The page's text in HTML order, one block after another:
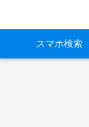
スマホ検索